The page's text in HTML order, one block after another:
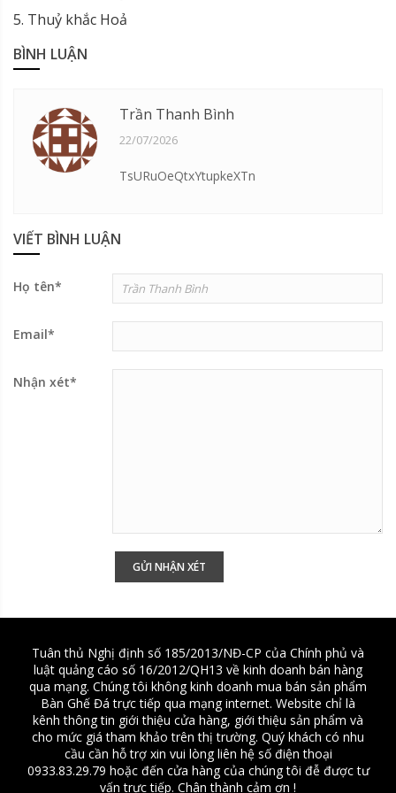
5. Thuỷ khắc Hoả
BÌNH LUẬN
Trần Thanh Bình
22/07/2026
TsURuOeQtxYtupkeXTn
VIẾT BÌNH LUẬN
Họ tên*
Email*
Nhận xét*
Tuân thủ Nghị định số 185/2013/NĐ-CP của Chính phủ và
luật quảng cáo số 16/2012/QH13 về kinh doanh bán hàng
qua mạng. Chúng tôi không kinh doanh mua bán sản phẩm
Bàn Ghế Đá trực tiếp qua mạng internet. Website chỉ là
kênh thông tin giới thiệu cửa hàng, giới thiệu sản phẩm và
cho mức giá tham khảo trên thị trường. Quý khách có nhu
cầu cần hỗ trợ xin vui lòng liên hệ số điện thoại
0933.83.29.79 hoặc đến cửa hàng của chúng tôi đễ được tư
vấn trực tiếp. Chân thành cảm ơn !